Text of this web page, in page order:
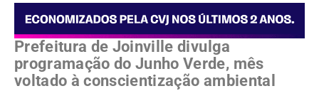
Prefeitura de Joinville divulga
programação do Junho Verde, mês
voltado à conscientização ambiental